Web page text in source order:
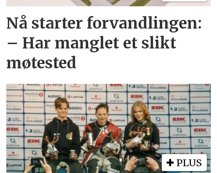
Nå starter forvandlingen:
– Har manglet et slikt
møtested
PLUS